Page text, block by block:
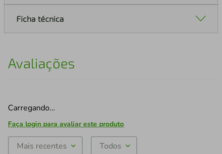
Ficha técnica
Avaliações
Carregando…
Faça login para avaliar este produto
Mais recentes Todos